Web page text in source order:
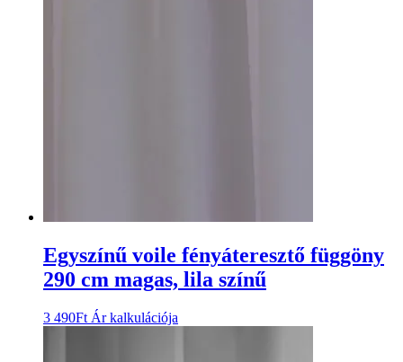
Egyszínű voile fényáteresztő függöny
290 cm magas, lila színű
3 490Ft Ár kalkulációja